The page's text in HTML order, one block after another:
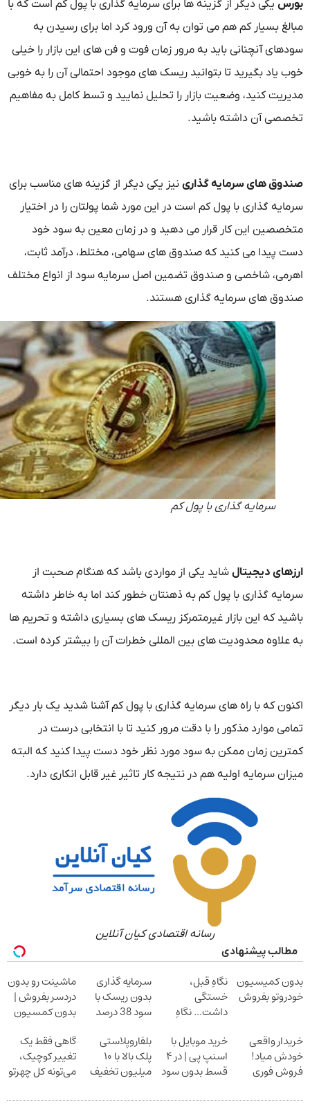
یکی دیگر از گزینه ها برای سرمایه گذاری با پول کم است که با
بسیار کم هم می توان به آن ورود کرد اما برای رسیدن به
آنچنانی باید به مرور زمان فوت و فن های این بازار را خیلی
یاد بگیرید تا بتوانید ریسک های موجود احتمالی آن را به خوبی
کنید، وضعیت بازار را تحلیل نمایید و تسط کامل به مفاهیم
آن داشته باشید.
های سرمایه گذارینیز یکی دیگر از گزینه های مناسب برای
گذاری با پول کم است در این مورد شما پولتان را در اختیار
این کار قرار می دهید و در زمان معین به سود خود
پیدا می کنید که صندوق های سهامی، مختلط، درآمد ثابت،
شاخصی و صندوق تضمین اصل سرمایه سود از انواع مختلف
های سرمایه گذاری هستند.
سرمایه گذاری با پول کم
دیجیتالشاید یکی از مواردی باشد که هنگام صحبت از
گذاری با پول کم به ذهنتان خطور کند اما به خاطر داشته
که این بازار غیرمتمرکز ریسک های بسیاری داشته و تحریم ها
محدودیت های بین المللی خطرات آن را بیشتر کرده است.
که با راه های سرمایه گذاری با پول کم آشنا شدید یک بار دیگر
موارد مذکور را با دقت مرور کنید تا با انتخابی درست در
زمان ممکن به سود مورد نظر خود دست پیدا کنید که البته
سرمایه اولیه هم در نتیجه کار تاثیر غیر قابل انکاری دارد.
رسانه اقتصادی کیان آنلاین
پیشنهادی
کمیسیون
بفروش
نگاهِ قبل،
خستگی
داشت... نگاهِ
بلفا با 25%
تخفیف
سرمایه گذاری
بدون ریسک با
سود 38 درصد
ماشینت رو بدون
دردسر بفروش |
بدون کمسیون
واقعی
میاد!
فوری
خرید موبایل با
اسنپ پی | در ۴
قسط بدون سود
بلفاروپلاستی
پلک بالا با ۱۰
میلیون تخفیف
گاهی فقط یک
تغییر کوچیک،
می‌تونه کل چهرتو
تغییر طبیعی